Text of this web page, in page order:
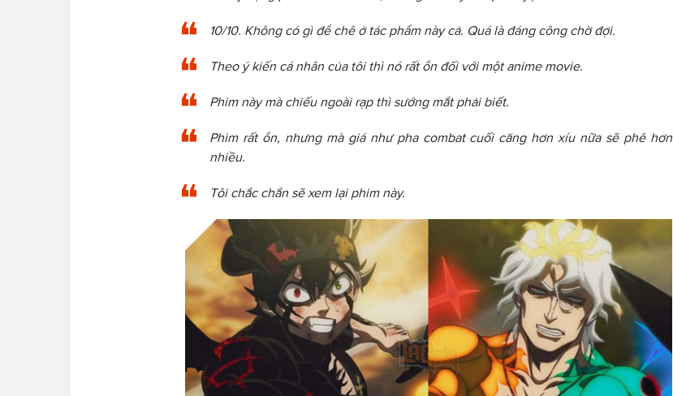
10/10. Không có gì để chê ở tác phẩm này cả. Quá là đáng công chờ đợi.
Theo ý kiến cá nhân của tôi thì nó rất ổn đối với một anime movie.
Phim này mà chiếu ngoài rạp thì sướng mắt phải biết.
Phim rất ổn, nhưng mà giá như pha combat cuối căng hơn xíu nữa sẽ phê hơn
nhiều.
Tôi chắc chắn sẽ xem lại phim này.